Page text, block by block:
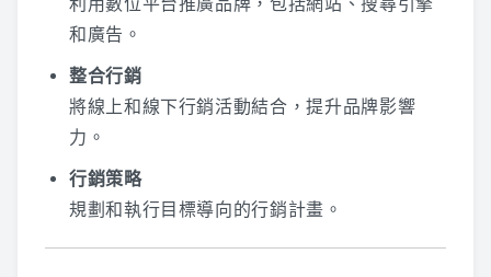
和廣告。
整合行銷
將線上和線下行銷活動結合，提升品牌影響
力。
行銷策略
規劃和執行目標導向的行銷計畫。